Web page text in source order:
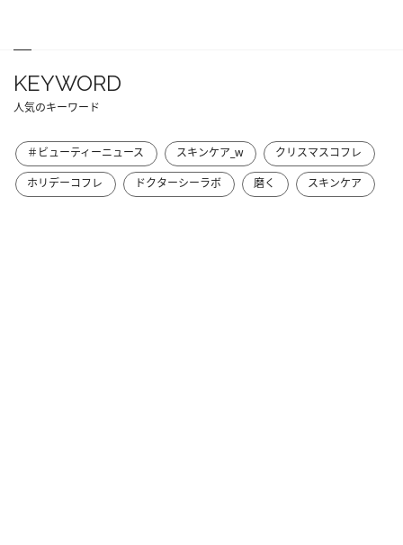
KEYWORD
人気のキーワード
＃ビューティーニュース スキンケア_w
クリスマスコフレ
ホリデーコフレ
ドクターシーラボ 磨く スキンケア